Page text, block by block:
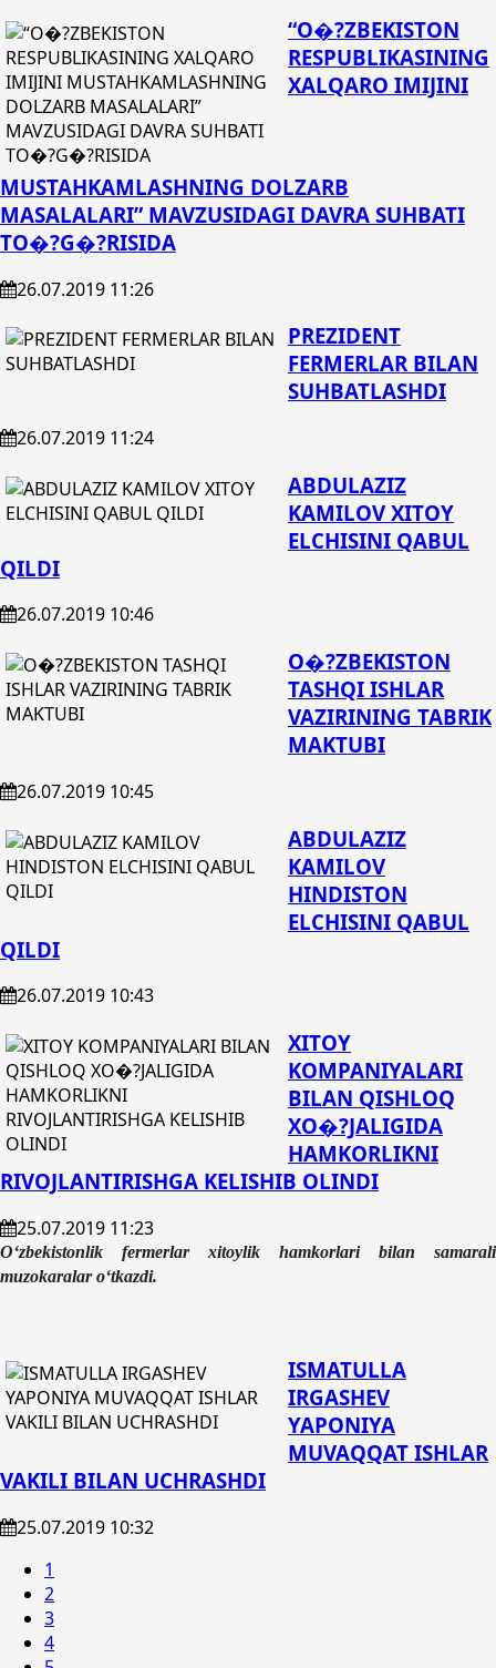
“O�?ZBEKISTON
RESPUBLIKASINING
XALQARO IMIJINI
MUSTAHKAMLASHNING DOLZARB
MASALALARI” MAVZUSIDAGI DAVRA SUHBATI
TO�?G�?RISIDA
26.07.2019 11:26
PREZIDENT
FERMERLAR BILAN
SUHBATLASHDI
26.07.2019 11:24
ABDULAZIZ
KAMILOV XITOY
ELCHISINI QABUL
QILDI
26.07.2019 10:46
O�?ZBEKISTON
TASHQI ISHLAR
VAZIRINING TABRIK
MAKTUBI
26.07.2019 10:45
ABDULAZIZ
KAMILOV
HINDISTON
ELCHISINI QABUL
QILDI
26.07.2019 10:43
XITOY
KOMPANIYALARI
BILAN QISHLOQ
XO�?JALIGIDA
HAMKORLIKNI
RIVOJLANTIRISHGA KELISHIB OLINDI
25.07.2019 11:23
O‘zbekistonlik fermerlar xitoylik hamkorlari bilan samarali
muzokaralar o‘tkazdi.
ISMATULLA
IRGASHEV
YAPONIYA
MUVAQQAT ISHLAR
VAKILI BILAN UCHRASHDI
25.07.2019 10:32
1
2
3
4